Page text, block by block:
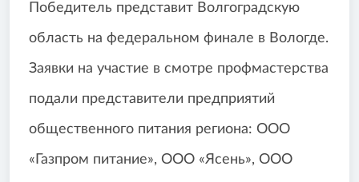
Победитель представит Волгоградскую
область на федеральном финале в Вологде.
Заявки на участие в смотре профмастерства
подали представители предприятий
общественного питания региона: ООО
«Газпром питание», ООО «Ясень», ООО